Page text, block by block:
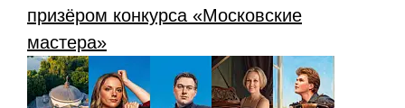
призёром конкурса «Московские
мастера»